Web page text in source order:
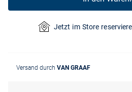
Jetzt im Store
Versand durch VAN GRAAF